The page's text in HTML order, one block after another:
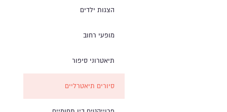
הצגות ילדים
מופעי רחוב
תיאטרוני סיפור
סיורים תיאטרליים